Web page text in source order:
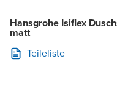
Hansgrohe Isiflex
matt
Teileliste